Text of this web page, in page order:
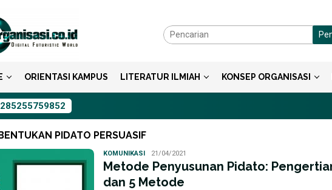
ORIENTASI KAMPUS LITERATUR ILMIAH KONSEP ORGANISASI
PIDATO PERSUASIF
KOMUNIKASIAyu21/04/2021
Metode Penyusunan Pidato:
dan 5 Metode